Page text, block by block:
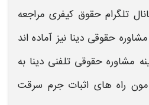
تلگرام حقوق کیفری مراجعه
حقوقی دینا نیز آماده اند
مشاوره حقوقی تلفنی دینا به
راه های اثبات جرم سرقت